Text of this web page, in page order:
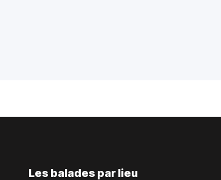
Les balades par lieu